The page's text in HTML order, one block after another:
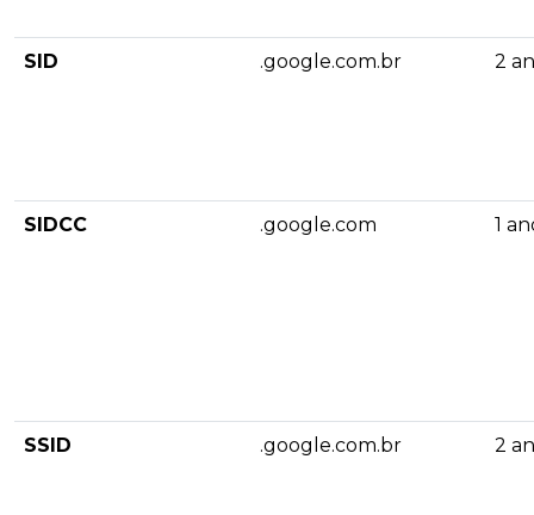
SID .google.com.br 2
SIDCC .google.com 1
SSID .google.com.br 2